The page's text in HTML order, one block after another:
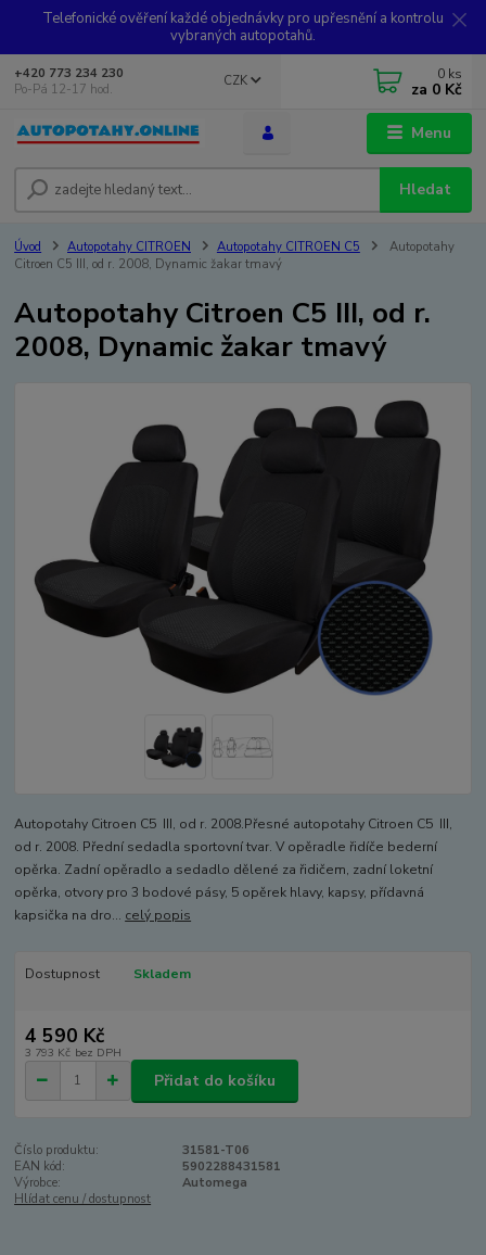
Telefonické ověření každé objednávky pro upřesnění a kontrolu
vybraných autopotahů.
Menu
CZK
Hledat
+420 773 234 230
Po-Pá 12-17 hod.
0 ks
za 0 Kč
Úvod Autopotahy CITROEN Autopotahy CITROEN C5
Autopotahy
Citroen C5 III, od r. 2008, Dynamic žakar tmavý
Autopotahy Citroen C5 III, od r.
2008, Dynamic žakar tmavý
Autopotahy Citroen C5 III, od r. 2008.Přesné autopotahy Citroen C5 III,
od r. 2008. Přední sedadla sportovní tvar. V opěradle řidíče bederní
opěrka. Zadní opěradlo a sedadlo dělené za řidičem, zadní loketní
opěrka, otvory pro 3 bodové pásy, 5 opěrek hlavy, kapsy, přídavná
kapsička na dro... celý popis
Dostupnost Skladem
4 590 Kč
3 793 Kč bez DPH
Přidat do košíku
Číslo produktu:
31581-T06
EAN kód:
5902288431581
Výrobce:
Automega
Hlídat cenu / dostupnost